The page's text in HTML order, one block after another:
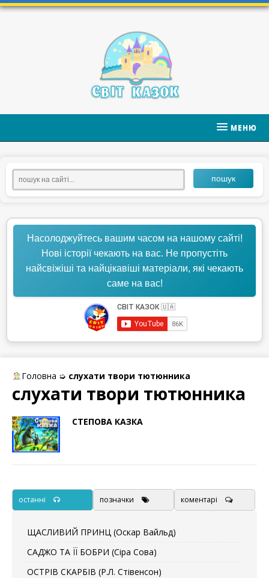
МЕНЮ
пошук
Насолоджуйтесь вашим часом на нашому сайті!
Нові історії чекають на вас. Не пропустіть
найсвіжіші та найцікавіші матеріали, які чекають
саме на вас!
Головна ➭ слухати твори тютюнника
слухати твори тютюнника
СТЕПОВА КАЗКА
останні позначки коментарі
ЩАСЛИВИЙ ПРИНЦ (Оскар Вайльд)
САДЖО ТА ЇЇ БОБРИ (Сіра Сова)
ОСТРІВ СКАРБІВ (Р.Л. Стівенсон)